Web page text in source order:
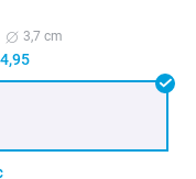
3,7 cm